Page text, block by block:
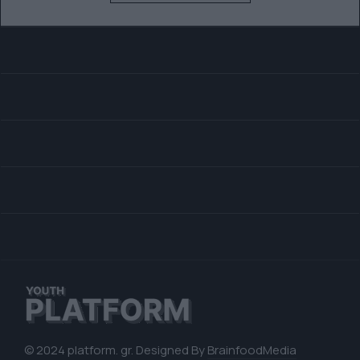
© 2024 platform. gr. Designed ByBrainfoodMedia